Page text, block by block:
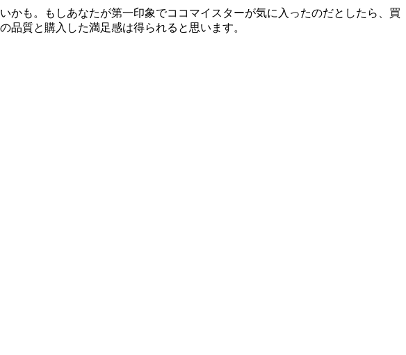
も。もしあなたが第一印象でココマイスターが気に入ったのだとしたら、買
質と購入した満足感は得られると思います。